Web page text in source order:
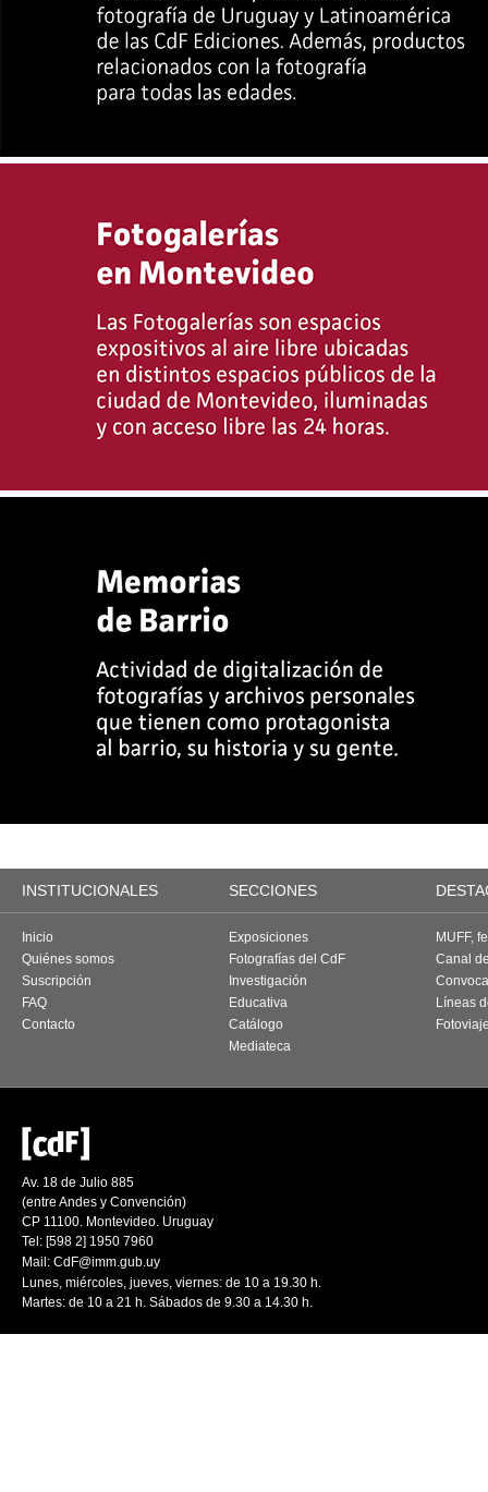
INSTITUCIONALES SECCIONES
Inicio
Quiénes somos
Suscripción
FAQ
Contacto
Exposiciones
Fotografías del CdF
Investigación
Educativa
Catálogo
Mediateca
MUFF,
Canal
Líneas
Av. 18 de Julio 885
(entre Andes y Convención)
CP 11100. Montevideo. Uruguay
Tel: [598 2] 1950 7960
Mail: CdF@imm.gub.uy
Lunes, miércoles, jueves, viernes: de 10 a 19.30 h.
Martes: de 10 a 21 h. Sábados de 9.30 a 14.30 h.